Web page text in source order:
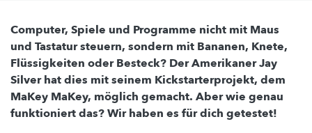
Computer, Spiele und Programme nicht mit Maus
und Tastatur steuern, sondern mit Bananen, Knete,
Flüssigkeiten oder Besteck? Der Amerikaner Jay
Silver hat dies mit seinem Kickstarterprojekt, dem
MaKey MaKey, möglich gemacht. Aber wie genau
funktioniert das? Wir haben es für dich getestet!